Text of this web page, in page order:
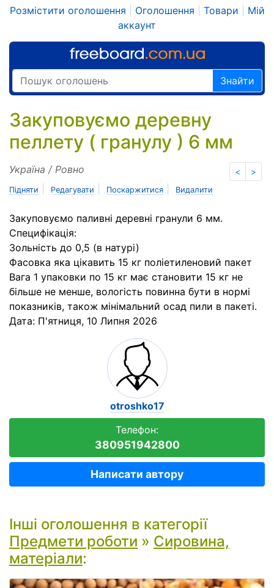
Розмістити оголошення Оголошення Товари
Мій
аккаунт
Знайти
Закуповуємо деревну
пеллету ( гранулу ) 6 мм
< >
Україна / Ровно
Підняти Редагувати Поскаржитися Видалити
Закуповуємо паливні деревні гранули 6 мм.
Специфікація:
Зольність до 0,5 (в натурі)
Фасовка яка цікавить 15 кг поліетиленовий пакет
Вага 1 упаковки по 15 кг має становити 15 кг не
більше не менше, вологість повинна бути в нормі
показників, також мінімальний осад пили в пакеті.
Дата: П'ятниця, 10 Липня 2026
otroshko17
Телефон:
380951942800
Написати автору
Інші оголошення в категорії
Предмети роботи » Сировина,
матеріали: